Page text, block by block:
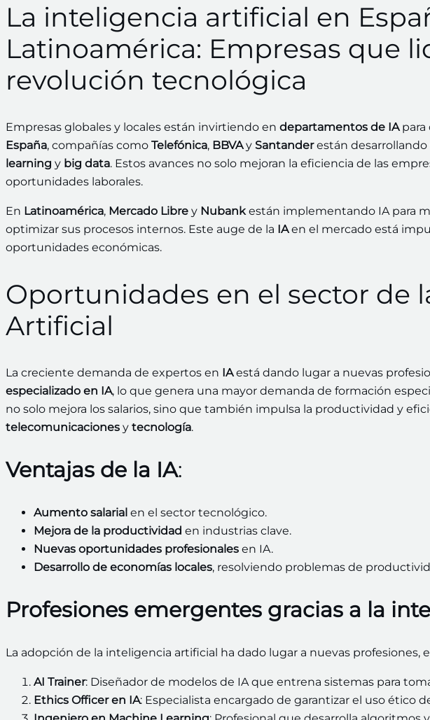
La inteligencia artificial en
Latinoamérica: Empresas que
revolución tecnológica
Empresas globales y locales están invirtiendo en departamentos de IApara
España, compañías como Telefónica, BBVAy Santanderestán desarrollando
learning y big data. Estos avances no solo mejoran la eficiencia de las
oportunidades laborales.
En Latinoamérica, Mercado Libre y Nubank están implementando IA para
optimizar sus procesos internos. Este auge de la IAen el mercado está
oportunidades económicas.
Oportunidades en el sector de
Artificial
La creciente demanda de expertos en IAestá dando lugar a nuevas
especializado en IA, lo que genera una mayor demanda de formación
no solo mejora los salarios, sino que también impulsa la productividad y
telecomunicaciones y tecnología.
Ventajas de la IA:
Aumento salarial en el sector tecnológico.
Mejora de la productividad en industrias clave.
Nuevas oportunidades profesionales en IA.
Desarrollo de economías locales, resolviendo problemas de
Profesiones emergentes gracias a la
La adopción de la inteligencia artificial ha dado lugar a nuevas profesiones,
AI Trainer: Diseñador de modelos de IA que entrena sistemas para
Ethics Officer en IA: Especialista encargado de garantizar el uso ético